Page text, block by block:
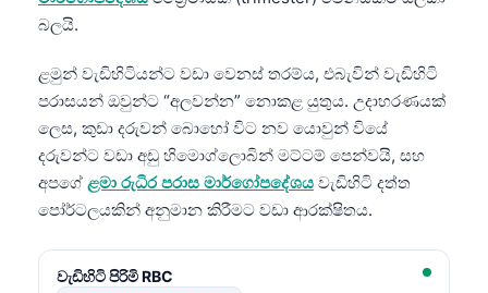
බලයි.
ළමුන් වැඩිහිටියන්ට වඩා වෙනස් තරම්ය, එබැවින් වැඩිහිටි
පරාසයන් ඔවුන්ට “අලවන්න” නොකළ යුතුය. උදාහරණයක්
ලෙස, කුඩා දරුවන් බොහෝ විට නව යොවුන් වියේ
දරුවන්ට වඩා අඩු හිමොග්ලොබින් මට්ටම් පෙන්වයි, සහ
අපගේ ළමා රුධිර පරාස මාර්ගෝපදේශය වැඩිහිටි දත්ත
පෝර්ටලයකින් අනුමාන කිරීමට වඩා ආරක්ෂිතය.
වැඩිහිටි පිරිමි RBC